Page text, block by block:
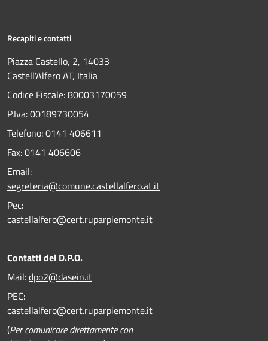
Recapiti e contatti
Piazza Castello, 2, 14033
Castell'Alfero AT, Italia
Codice Fiscale: 80003170059
P.Iva: 00189730054
Telefono:0141 406611
Fax:0141 406606
Email:
segreteria@comune.castellalfero.at.it
Pec:
castellalfero@cert.ruparpiemonte.it
Contatti del D.P.O.
Mail:dpo2@dasein.it
PEC:
castellalfero@cert.ruparpiemonte.it
(Per comunicare direttamente con